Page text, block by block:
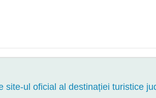
site-ul oficial al destinației turistice